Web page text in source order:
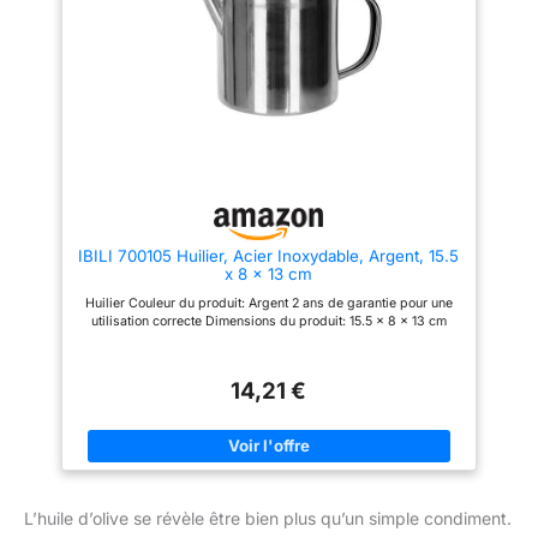
extérieure contient 300 ml
d'huile d'olive. Qualité garantie
- Cette bouteille en verre
lavable au lave-vaisselle est
livrée avec deux bouchons en
liège et une garantie de 12 mois.
IBILI 700105 Huilier, Acier Inoxydable, Argent, 15.5
x 8 x 13 cm
Huilier Couleur du produit: Argent 2 ans de garantie pour une
utilisation correcte Dimensions du produit: 15.5 x 8 x 13 cm
14,21 €
L’huile d’olive se révèle être bien plus qu’un simple condiment.